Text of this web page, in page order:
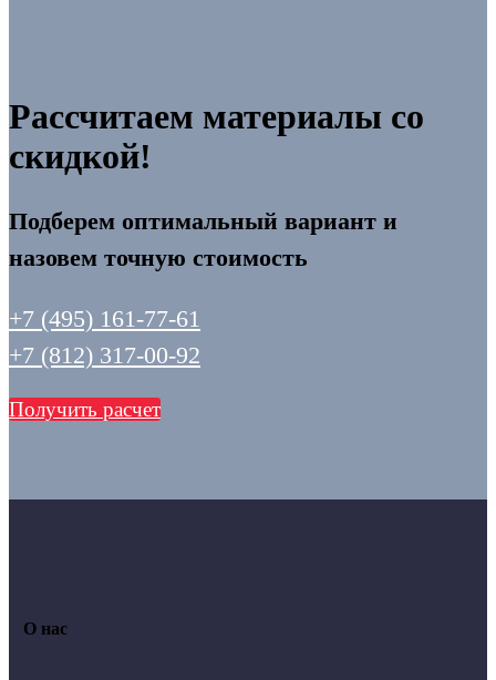
Рассчитаем материалы со
скидкой!
Подберем оптимальный вариант и
назовем точную стоимость
+7 (495) 161-77-61
+7 (812) 317-00-92
Получить расчет
О нас